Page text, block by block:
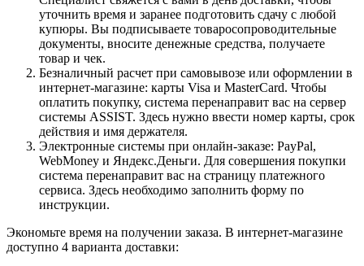
уточнить время и заранее подготовить сдачу с любой
купюры. Вы подписываете товаросопроводительные
документы, вносите денежные средства, получаете
товар и чек.
Безналичный расчет при самовывозе или оформлении в
интернет-магазине: карты Visa и MasterCard. Чтобы
оплатить покупку, система перенаправит вас на сервер
системы ASSIST. Здесь нужно ввести номер карты, срок
действия и имя держателя.
Электронные системы при онлайн-заказе: PayPal,
WebMoney и Яндекс.Деньги. Для совершения покупки
система перенаправит вас на страницу платежного
сервиса. Здесь необходимо заполнить форму по
инструкции.
Экономьте время на получении заказа. В интернет-магазине
доступно 4 варианта доставки: